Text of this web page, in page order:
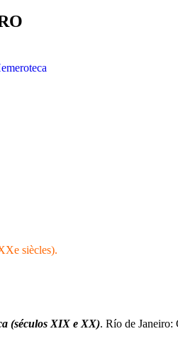
siècles).
(séculos XIX e XX). Río de